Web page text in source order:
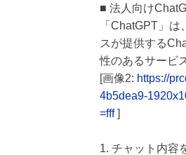
■ 法人向け
「ChatGPT」
スが提供する
性のあるサービ
[画像2: https://
4b5dea9-
=fff]
1. チャット内容